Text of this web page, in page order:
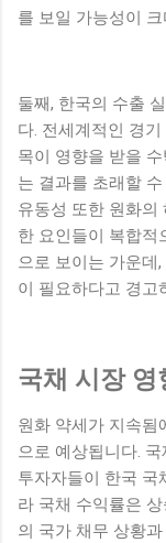
를 보일 가능성이
둘째, 한국의 수출
다. 전세계적인 경
목이 영향을 받을
는 결과를 초래할
유동성 또한 원화의
한 요인들이 복합적
으로 보이는 가운데
이 필요하다고 경고
국채 시장 영
원화 약세가 지속됨
으로 예상됩니다.
투자자들이 한국 국
라 국채 수익률은
의 국가 채무 상황